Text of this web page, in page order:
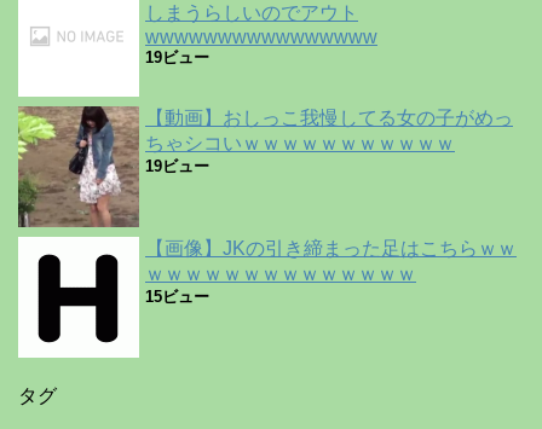
しまうらしいのでアウト
wwwwwwwwwwwwwwww
19ビュー
【動画】おしっこ我慢してる女の子がめっ
ちゃシコいｗｗｗｗｗｗｗｗｗｗｗ
19ビュー
【画像】JKの引き締まった足はこちらｗｗ
ｗｗｗｗｗｗｗｗｗｗｗｗｗｗ
15ビュー
タグ